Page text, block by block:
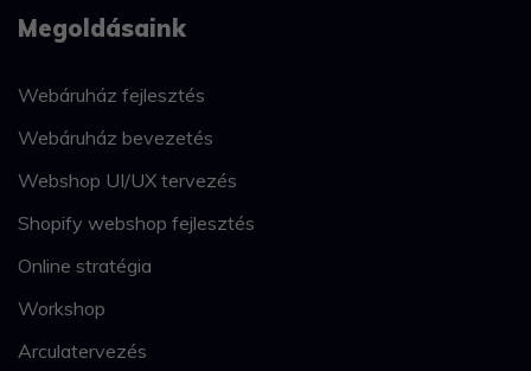
Megoldásaink
Webáruház fejlesztés
Webáruház bevezetés
Webshop UI/UX tervezés
Shopify webshop fejlesztés
Online stratégia
Workshop
Arculatervezés